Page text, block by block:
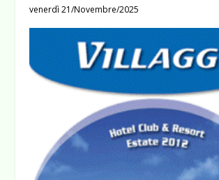
venerdì 21/Novembre/2025